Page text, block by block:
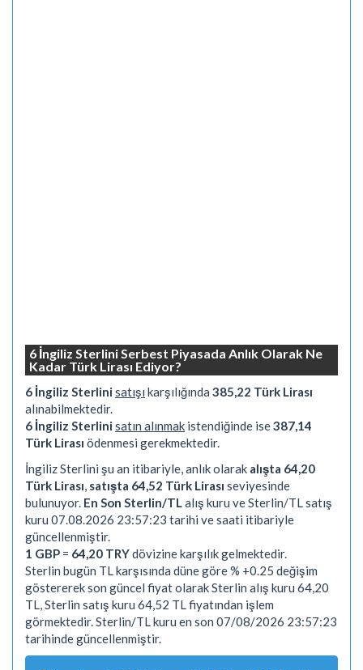
6 İngiliz Sterlini Serbest Piyasada Anlık Olarak Ne
Kadar Türk Lirası Ediyor?
6 İngiliz Sterlinisatışı karşılığında 385,22 Türk Lirası
alınabilmektedir.
6 İngiliz Sterlinisatın alınmak istendiğinde ise387,14
Türk Lirası ödenmesi gerekmektedir.
İngiliz Sterlini şu an itibariyle, anlık olarak alışta 64,20
Türk Lirası satışta 64,52 Türk Lirası seviyesinde
bulunuyor. En Son Sterlin/TL alış kuru ve Sterlin/TL satış
kuru 07.08.2026 23:57:23 tarihi ve saati itibariyle
güncellenmiştir.
1 GBP = 64,20 TRYdövizine karşılık gelmektedir.
Sterlin bugün TL karşısında düne göre % +0.25 değişim
göstererek son güncel fiyat olarak Sterlin alış kuru 64,20
TL, Sterlin satış kuru 64,52 TL fiyatından işlem
görmektedir. Sterlin/TL kuru en son 07/08/2026 23:57:23
tarihinde güncellenmiştir.